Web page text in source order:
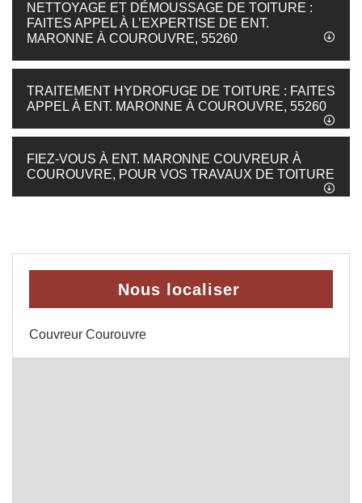
NETTOYAGE ET DÉMOUSSAGE DE TOITURE :
FAITES APPEL À L’EXPERTISE DE ENT.
MARONNE À COUROUVRE, 55260
TRAITEMENT HYDROFUGE DE TOITURE : FAITES
APPEL À ENT. MARONNE À COUROUVRE, 55260
FIEZ-VOUS À ENT. MARONNE COUVREUR À
COUROUVRE, POUR VOS TRAVAUX DE TOITURE
Nous localiser
Couvreur Courouvre